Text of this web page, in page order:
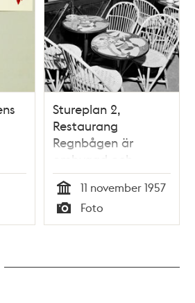
Stureplan 2,
Restaurang
Regnbågen är
ombyggd och
nyinredd. Stig
Lindbergs
emaljerade bord på
läktaren
Tid
11 november 1957
Typ
Foto